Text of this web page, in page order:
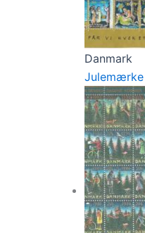
Danmark
Julemærke